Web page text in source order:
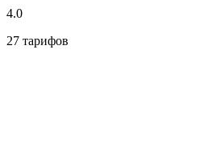
4.0
27 тарифов